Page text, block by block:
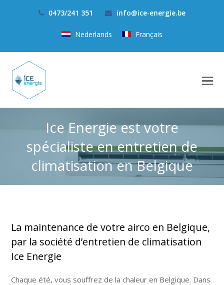
0473/241 351 info@ice-energie.be
Nederlands Français
Ice Energie est votre
spécialiste en entretien de
climatisation en Belgique
La maintenance de votre airco en Belgique,
par la société d’entretien de climatisation
Ice Energie
Chaque été, vous souffrez de la chaleur en Belgique. Dans